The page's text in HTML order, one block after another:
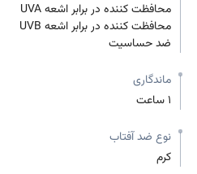
محافظت کننده در برابر اشعه UVA
محافظت کننده در برابر اشعه UVB
ضد حساسیت
ماندگاری
1 ساعت
نوع ضد آفتاب
کرم